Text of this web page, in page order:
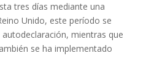
tres días mediante una
Unido, este período se
mientras que
se ha implementado